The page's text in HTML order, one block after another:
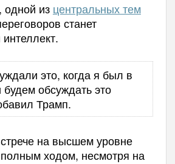
одной из центральных тем
станет
это, когда я был в
обсуждать это
Трамп.
на высшем уровне
ходом, несмотря на